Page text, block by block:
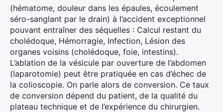
(hématome, douleur dans les épaules, écoulement
séro-sanglant par le drain) à l’accident exceptionnel
pouvant entraîner des séquelles : Calcul restant du
cholédoque, Hémorragie, Infection, Lésion des
organes voisins (cholédoque, foie, intestins).
L’ablation de la vésicule par ouverture de l’abdomen
(laparotomie) peut être pratiquée en cas d’échec de
la colioscopie. On parle alors de conversion. Ce taux
de conversion dépend du patient, de la qualité du
plateau technique et de l’expérience du chirurgien.